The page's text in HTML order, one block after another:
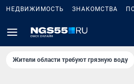
НЕДВИЖИМОСТЬ ЗНАКОМСТВА
Жители области требуют грязную воду